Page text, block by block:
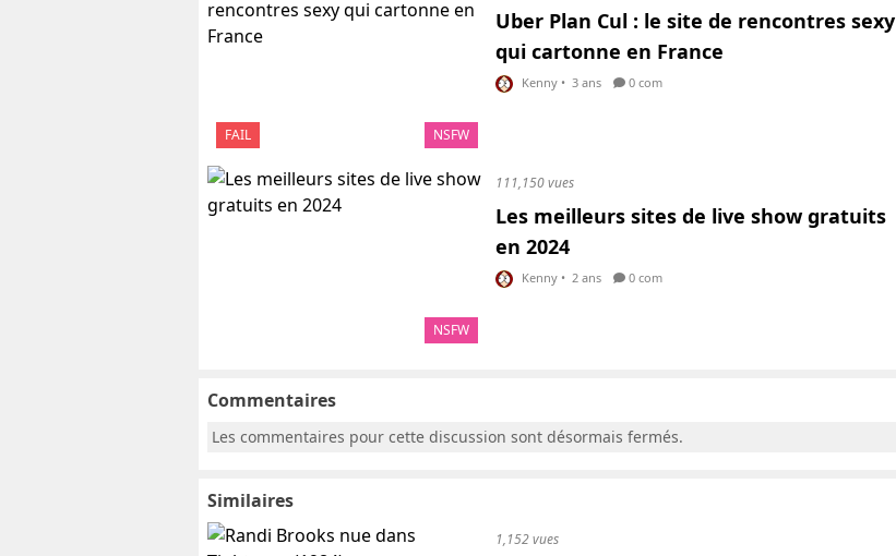
FAIL NSFW
Uber Plan Cul : le site de rencontres sexy
qui cartonne en France
Kenny • 3 ans 0 com
NSFW
111,150 vues
Les meilleurs sites de live show gratuits
en 2024
Kenny • 2 ans 0 com
Commentaires
Les commentaires pour cette discussion sont désormais fermés.
Similaires
1,152 vues